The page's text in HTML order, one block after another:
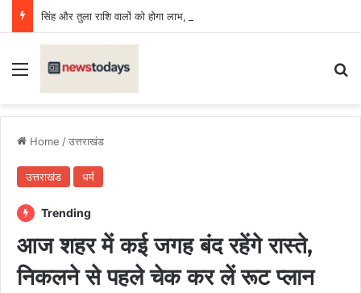
Menu
Home /उत्तराखंड
उत्तराखंड धर्म
Trending
आज शहर में कई जगह बंद रहेंगे रास्ते,
निकलने से पहले चेक कर लें रूट प्लान